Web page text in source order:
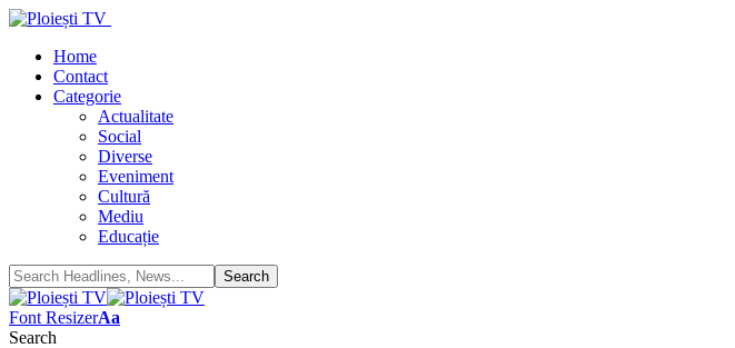
Home
Contact
Categorie
Actualitate
Social
Diverse
Eveniment
Cultură
Mediu
Educație
Font ResizerAa
Search